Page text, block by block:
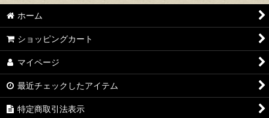
ホーム
ショッピングカート
マイページ
最近チェックしたアイテム
特定商取引法表示